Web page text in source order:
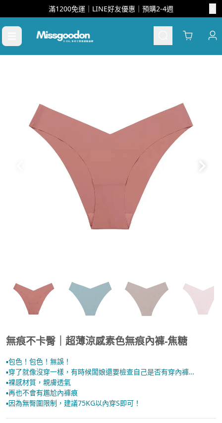
滿1200免運｜LINE好友優惠｜預購2-4週
Cart
無痕不卡臀｜超薄涼感素色無痕內褲-焦糖
▪︎包色！包色！無誤！
▪︎穿了就像沒穿一樣，有時候闆娘還要檢查自己是否有穿內褲…
▪︎裸感材質，親膚透氣
▪︎再也不會有尷尬內褲痕
▪︎因為無臀圍限制，建議75KG以內穿S即可！